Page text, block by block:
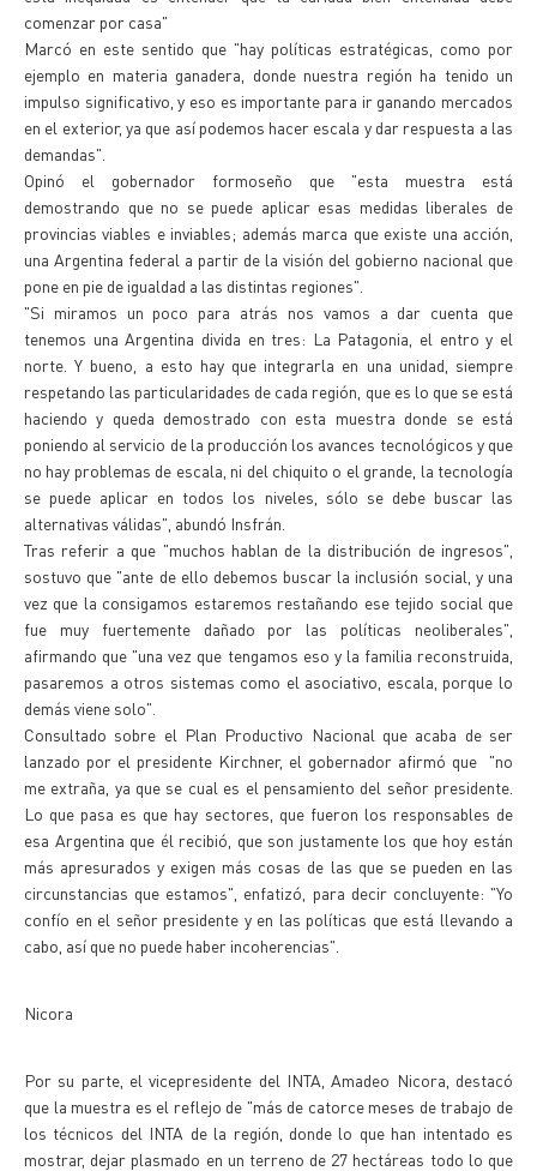
comenzar por casa"
Marcó en este sentido que "hay políticas estratégicas, como por
ejemplo en materia ganadera, donde nuestra región ha tenido un
impulso significativo, y eso es importante para ir ganando mercados
en el exterior, ya que así podemos hacer escala y dar respuesta a las
demandas".
Opinó el gobernador formoseño que "esta muestra está
demostrando que no se puede aplicar esas medidas liberales de
provincias viables e inviables; además marca que existe una acción,
una Argentina federal a partir de la visión del gobierno nacional que
pone en pie de igualdad a las distintas regiones".
"Si miramos un poco para atrás nos vamos a dar cuenta que
tenemos una Argentina divida en tres: La Patagonia, el entro y el
norte. Y bueno, a esto hay que integrarla en una unidad, siempre
respetando las particularidades de cada región, que es lo que se está
haciendo y queda demostrado con esta muestra donde se está
poniendo al servicio de la producción los avances tecnológicos y que
no hay problemas de escala, ni del chiquito o el grande, la tecnología
se puede aplicar en todos los niveles, sólo se debe buscar las
alternativas válidas", abundó Insfrán.
Tras referir a que "muchos hablan de la distribución de ingresos",
sostuvo que "ante de ello debemos buscar la inclusión social, y una
vez que la consigamos estaremos restañando ese tejido social que
fue muy fuertemente dañado por las políticas neoliberales",
afirmando que "una vez que tengamos eso y la familia reconstruida,
pasaremos a otros sistemas como el asociativo, escala, porque lo
demás viene solo".
Consultado sobre el Plan Productivo Nacional que acaba de ser
lanzado por el presidente Kirchner, el gobernador afirmó que "no
me extraña, ya que se cual es el pensamiento del señor presidente.
Lo que pasa es que hay sectores, que fueron los responsables de
esa Argentina que él recibió, que son justamente los que hoy están
más apresurados y exigen más cosas de las que se pueden en las
circunstancias que estamos", enfatizó, para decir concluyente: "Yo
confío en el señor presidente y en las políticas que está llevando a
cabo, así que no puede haber incoherencias".
Nicora
Por su parte, el vicepresidente del INTA, Amadeo Nicora, destacó
que la muestra es el reflejo de "más de catorce meses de trabajo de
los técnicos del INTA de la región, donde lo que han intentado es
mostrar, dejar plasmado en un terreno de 27 hectáreas todo lo que